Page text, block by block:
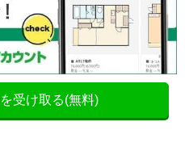
受け取る(無料)